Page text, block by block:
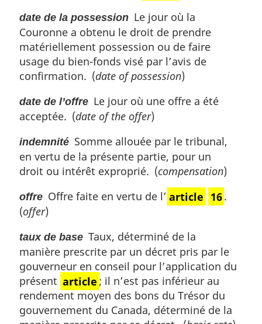
a
r
g
i
a
e
:
date de la possession Le jour où la
Couronne a obtenu le droit de prendre
matériellement possession ou de faire
usage du bien-fonds visé par l’avis de
confirmation. (date of possession)
date de l’offre Le jour où une offre a été
acceptée. (date of the offer)
indemnité Somme allouée par le tribunal,
en vertu de la présente partie, pour un
droit ou intérêt exproprié. (compensation)
offre Offre faite en vertu de l’ article 16.
(offer)
taux de base Taux, déterminé de la
manière prescrite par un décret pris par le
gouverneur en conseil pour l’application du
présent article ; il n’est pas inférieur au
rendement moyen des bons du Trésor du
gouvernement du Canada, déterminé de la